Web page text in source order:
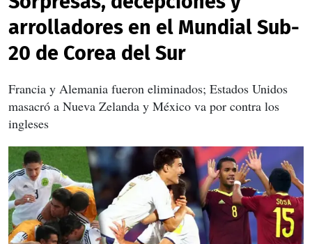
arrolladores en el Mundial Sub-
20 de Corea del Sur
Francia y Alemania fueron eliminados; Estados Unidos
masacró a Nueva Zelanda y México va por contra los
ingleses